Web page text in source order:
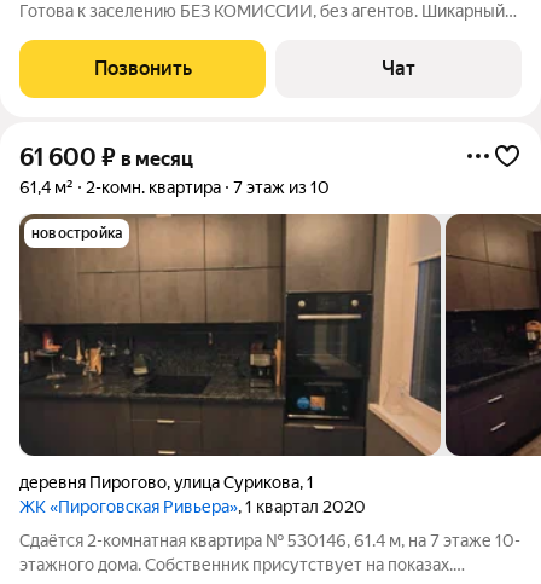
Готова к заселению БЕЗ КОМИССИИ, без агентов. Шикарный
стороны: на небоскребы Москва-Cити, на город, на Москву-
реку и МГУ им. Ломоносова
Позвонить Чат
61 600 ₽ в месяц
61,4 м² 2-комн. квартира 7 этаж из 10
новостройка
деревня Пирогово,улица Сурикова,1
ЖК «Пироговская Ривьера», 1 квартал 2020
Сдаётся 2-комнатная квартира № 530146, 61.4 м, на 7 этаже 10-
этажного дома. Собственник присутствует на показах.